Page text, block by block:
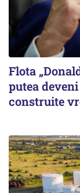
Flota
putea
construite